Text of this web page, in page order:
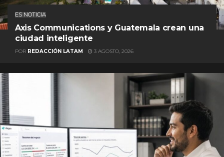
ES NOTICIA
Axis Communications y Guatemala crean una
ciudad inteligente
POR REDACCIÓN LATAM 3 AGOSTO, 2026